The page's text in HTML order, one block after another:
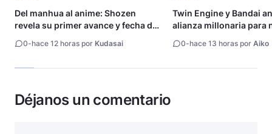
Del manhua al anime: Shozen
revela su primer avance y fecha de
0-hace 12 horas por Kudasai
Twin Engine y Bandai
alianza millonaria para
0-hace 13 horas por Aiko
Déjanos un comentario